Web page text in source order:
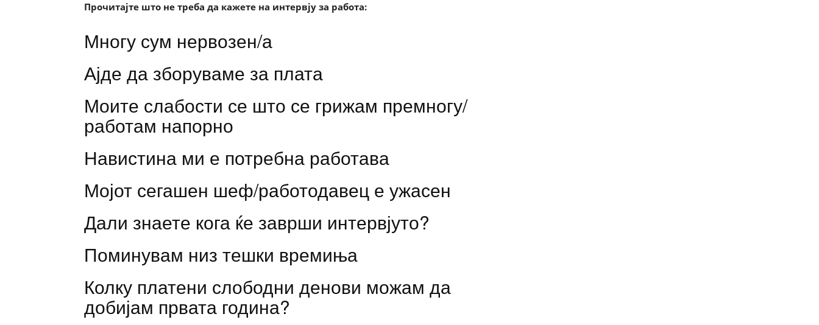
Прочитајте што не треба да кажете на интервју за работа:
Многу сум нервозен/а
Ајде да зборуваме за плата
Моите слабости се што се грижам премногу/
работам напорно
Навистина ми е потребна работава
Мојот сегашен шеф/работодавец е ужасен
Дали знаете кога ќе заврши интервјуто?
Поминувам низ тешки времиња
Колку платени слободни денови можам да
добијам првата година?